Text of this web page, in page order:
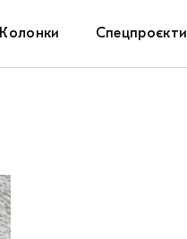
Колонки Спецпроєкти